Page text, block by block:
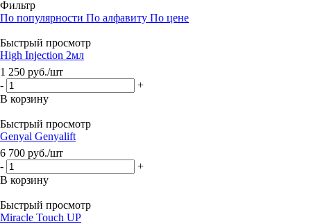
Фильтр
По популярности По алфавиту По цене
Быстрый просмотр
High Injection 2мл
1 250 руб./шт
-
+
В корзину
Быстрый просмотр
Genyal Genyalift
6 700 руб./шт
-
+
В корзину
Быстрый просмотр
Miracle Touch UP